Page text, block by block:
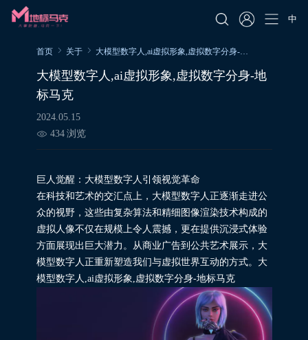
中
首页 关于 大模型数字人,ai虚拟形象,虚拟数字分身-地标马克
大模型数字人,ai虚拟形象,虚拟数字分身-地
标马克
2024.05.15
434 浏览
巨人觉醒：大模型数字人引领视觉革命
在科技和艺术的交汇点上，大模型数字人正逐渐走进公
众的视野，这些由复杂算法和精细图像渲染技术构成的
虚拟人像不仅在规模上令人震撼，更在提供沉浸式体验
方面展现出巨大潜力。从商业广告到公共艺术展示，大
模型数字人正重新塑造我们与虚拟世界互动的方式。大
模型数字人,ai虚拟形象,虚拟数字分身-地标马克